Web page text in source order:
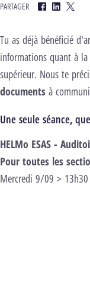
PARTAGER
Facebook
LinkedInTwitter
Tu as déjà bénéficié
informations quant à
supérieur. Nous te
documents à
Une seule séance,
HELMo ESAS -
Pour toutes les
Mercredi 9/09 >